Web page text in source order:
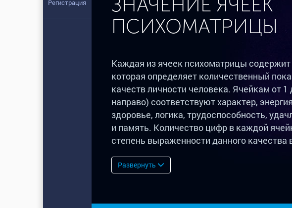
Регистрация
ПСИХОМАТРИЦЫ
Каждая из ячеек психоматрицы
которая определяет количественный
качеств личности человека. Ячейкам от 1
направо) соответствуют характер,
здоровье, логика, трудоспособность,
и память. Количество цифр в каждой
степень выраженности данного качества
Развернуть